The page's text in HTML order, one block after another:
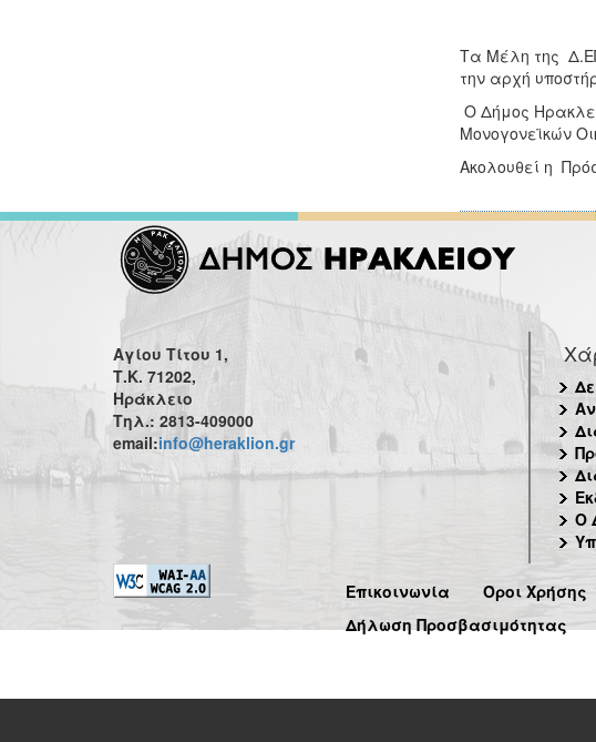
Τα Μέλη της
την αρχή
Ο Δήμος
Μονογονεϊκών
Ακολουθεί η
Αγίου Τίτου 1,
Τ.Κ. 71202,
Ηράκλειο
Τηλ.: 2813-409000
email:info@heraklion.gr
Ο
Επικοινωνία
Όροι Χρήσης
Δήλωση Προσβασιμότητας